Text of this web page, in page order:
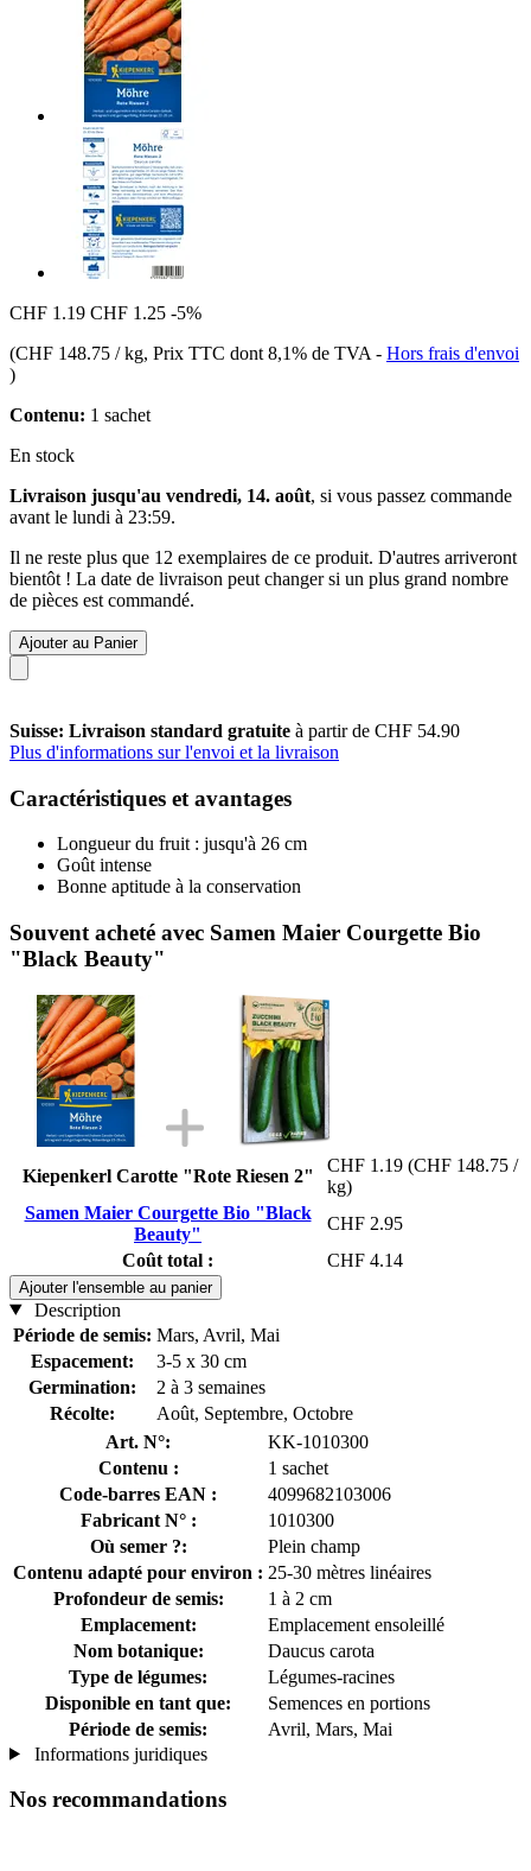
CHF 1.19 CHF 1.25 -5%
(CHF 148.75 / kg, Prix TTC dont 8,1% de TVA - Hors frais d'envoi
)
Contenu: 1 sachet
En stock
Livraison jusqu'au vendredi, 14. août, si vous passez commande
avant le lundi à 23:59.
Il ne reste plus que 12 exemplaires de ce produit. D'autres arriveront
bientôt ! La date de livraison peut changer si un plus grand nombre
de pièces est commandé.
Ajouter au Panier
Suisse: Livraison standard gratuite à partir de CHF 54.90
Plus d'informations sur l'envoi et la livraison
Caractéristiques et avantages
Longueur du fruit : jusqu'à 26 cm
Goût intense
Bonne aptitude à la conservation
Souvent acheté avec Samen Maier Courgette Bio
"Black Beauty"
Kiepenkerl Carotte "Rote Riesen 2"
CHF 1.19 (CHF 148.75 /
kg)
Samen Maier Courgette Bio "Black
Beauty"
CHF 2.95
Coût total :
CHF 4.14
Ajouter l'ensemble au panier
Description
Période de semis: Mars, Avril, Mai
Espacement:
3-5 x 30 cm
Germination:
2 à 3 semaines
Récolte:
Août, Septembre, Octobre
Art. N°:
KK-1010300
Contenu :
1 sachet
Code-barres EAN :
4099682103006
Fabricant N° :
1010300
Où semer ?:
Plein champ
Contenu adapté pour environ : 25-30 mètres linéaires
Profondeur de semis:
1 à 2 cm
Emplacement:
Emplacement ensoleillé
Nom botanique:
Daucus carota
Type de légumes:
Légumes-racines
Disponible en tant que:
Semences en portions
Période de semis:
Avril, Mars, Mai
Informations juridiques
Nos recommandations